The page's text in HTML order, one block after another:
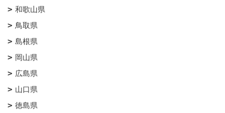
和歌山県
鳥取県
島根県
岡山県
広島県
山口県
徳島県